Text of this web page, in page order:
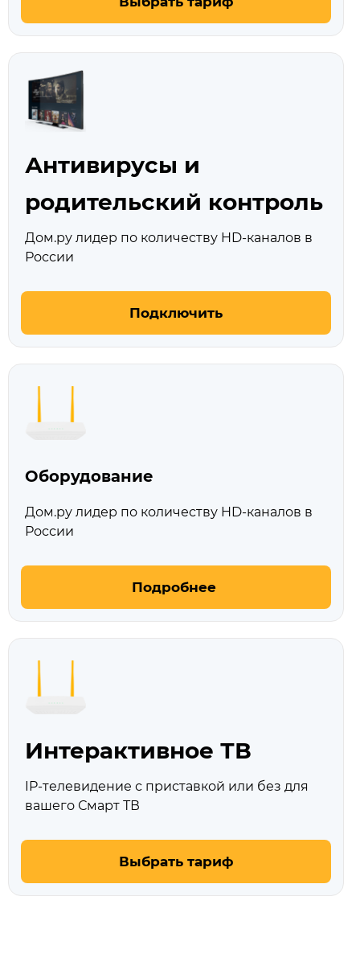
Антивирусы и
родительский контроль
Дом.ру лидер по количеству HD‑каналов в
России
Подключить
Оборудование
Дом.ру лидер по количеству HD‑каналов в
России
Подробнее
Интерактивное ТВ
IP-телевидение с приставкой или без для
вашего Смарт ТВ
Выбрать тариф